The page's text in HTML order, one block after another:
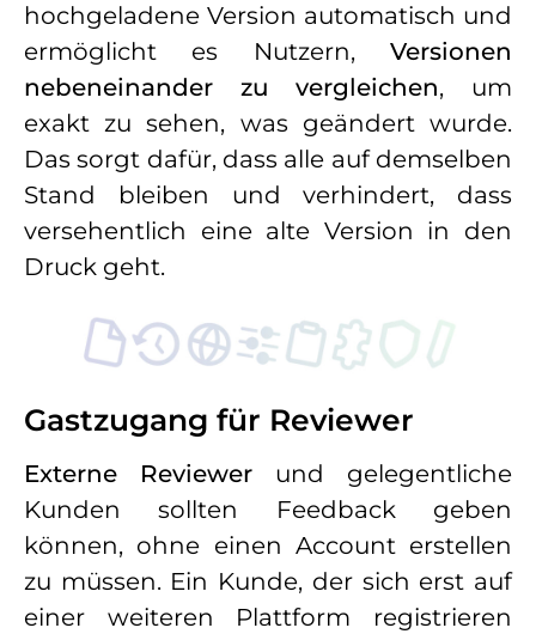
hochgeladene Version automatisch und
ermöglicht es Nutzern, Versionen
nebeneinander zu vergleichen, um
exakt zu sehen, was geändert wurde.
Das sorgt dafür, dass alle auf demselben
Stand bleiben und verhindert, dass
versehentlich eine alte Version in den
Druck geht.
Gastzugang für Reviewer
Externe Reviewer und gelegentliche
Kunden sollten Feedback geben
können, ohne einen Account erstellen
zu müssen. Ein Kunde, der sich erst auf
einer weiteren Plattform registrieren